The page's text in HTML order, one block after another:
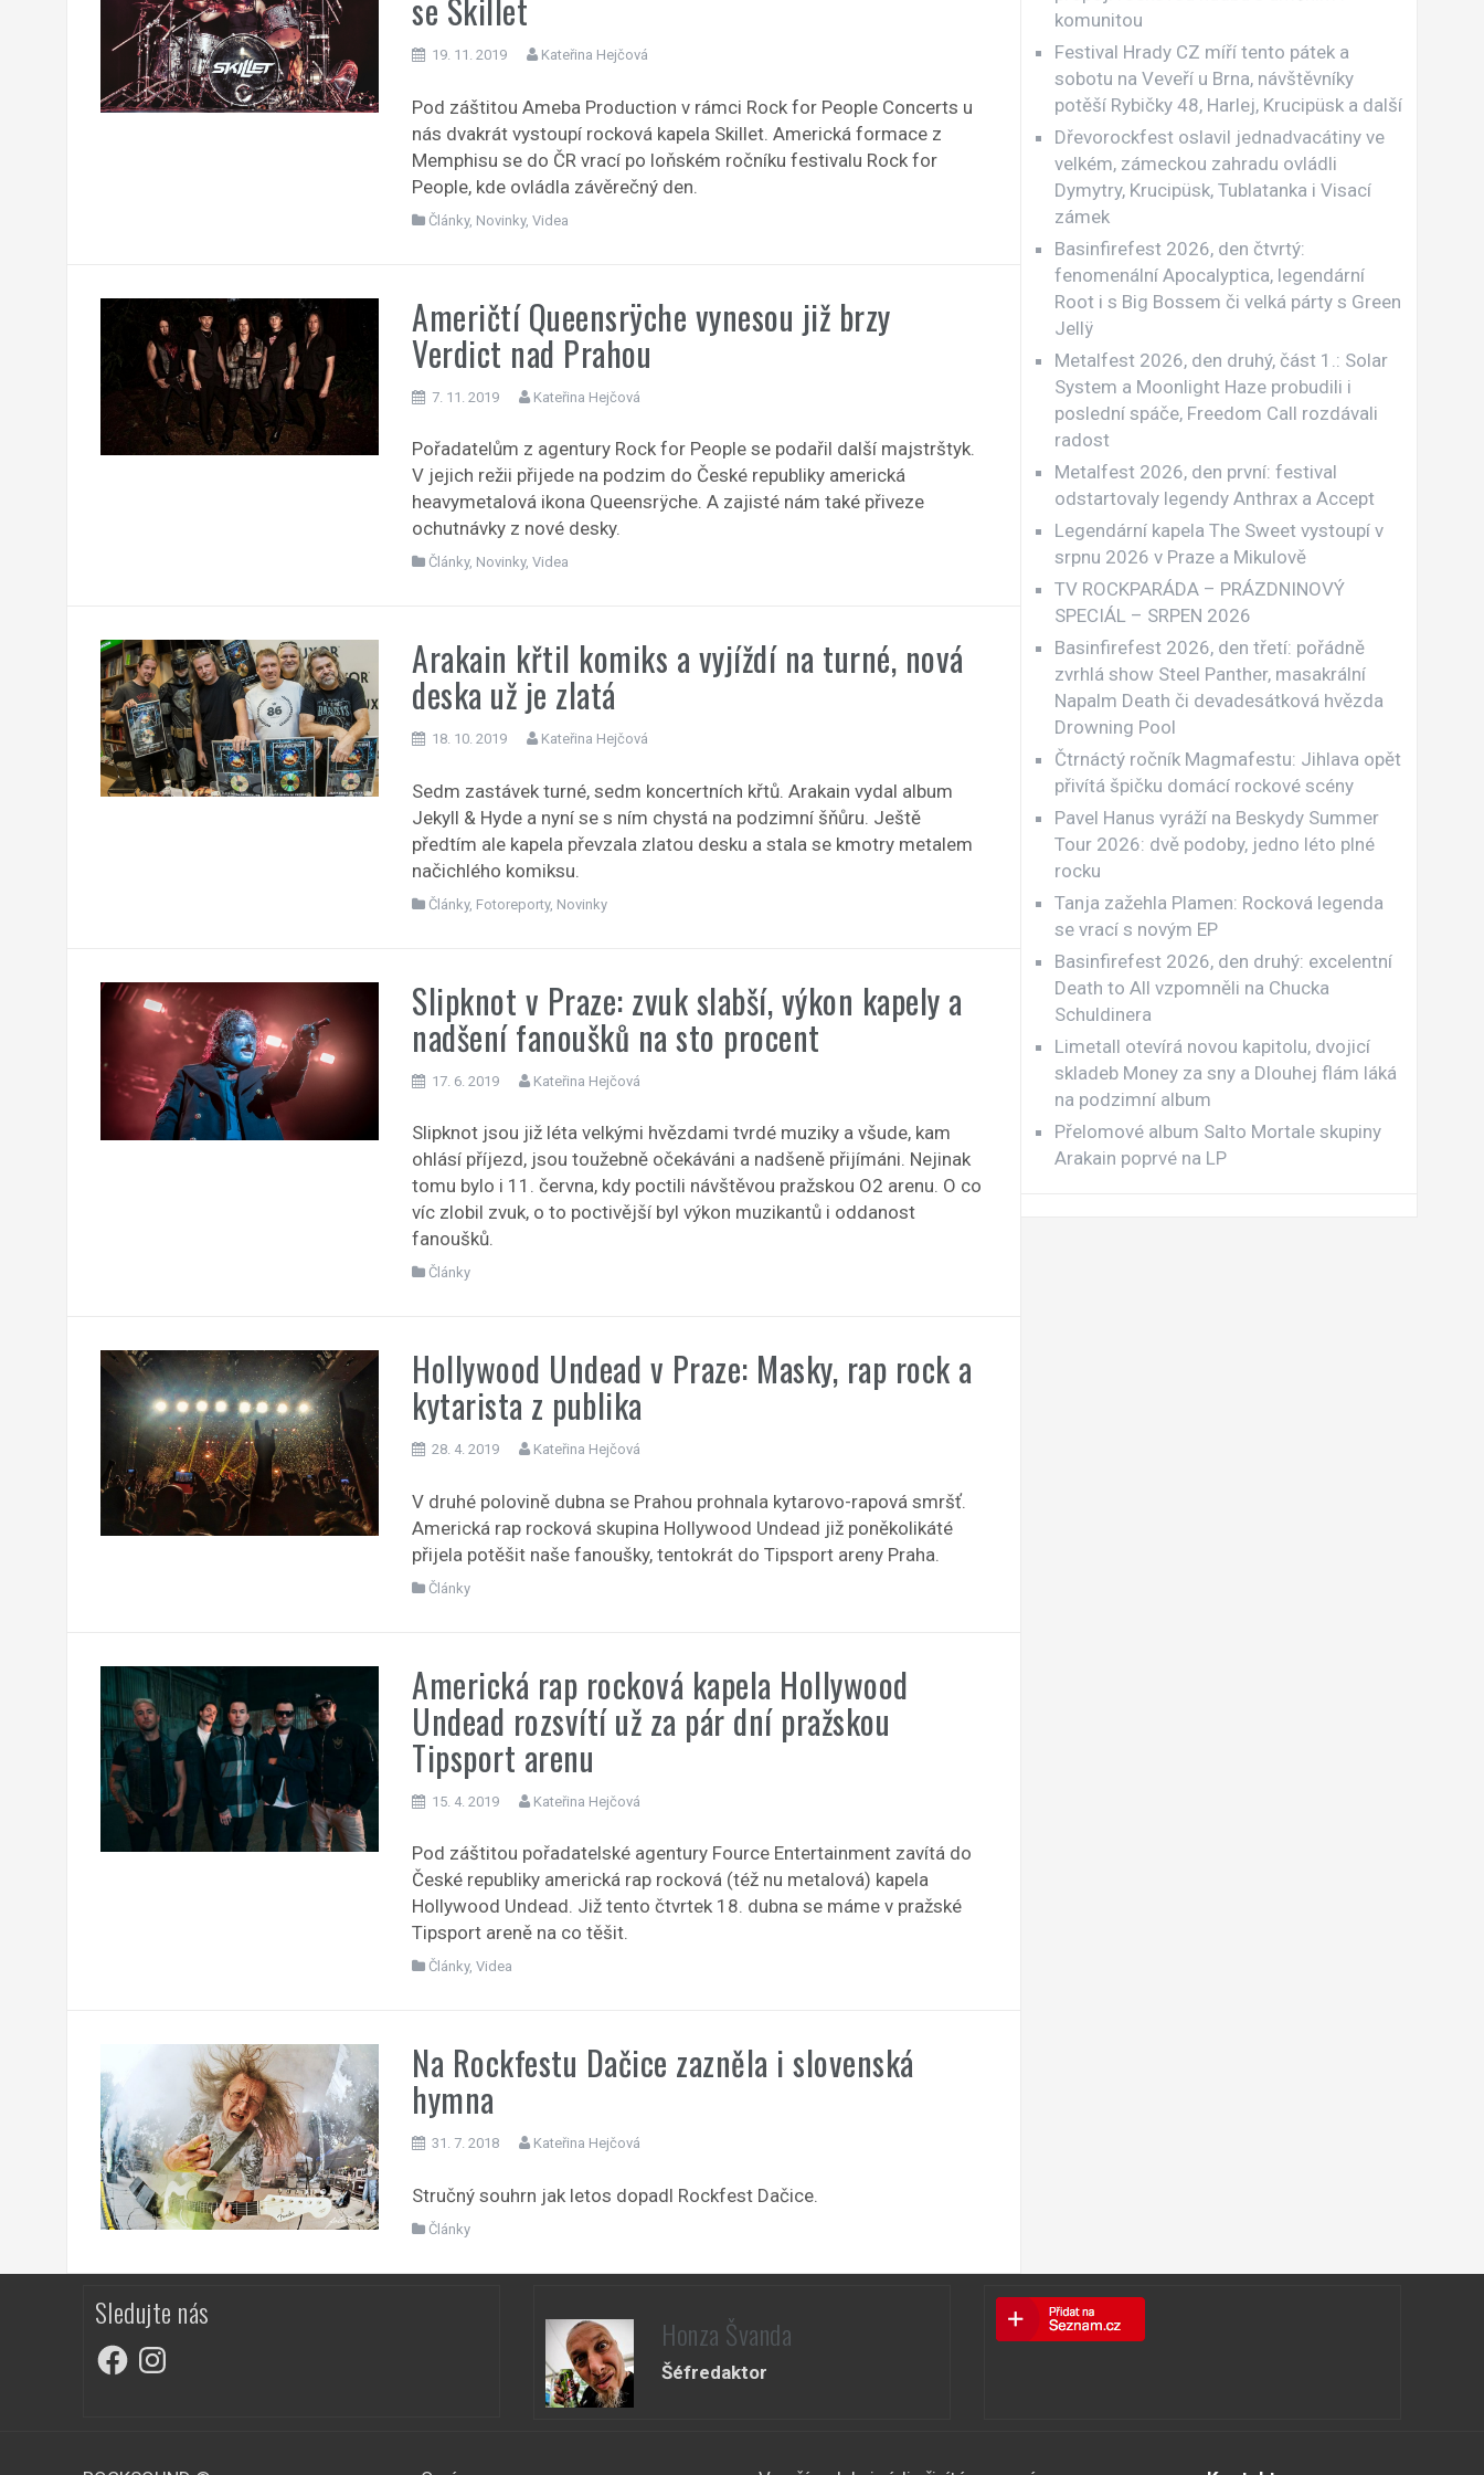
se Skillet
19. 11. 2019 Kateřina Hejčová
Pod záštitou Ameba Production v rámci Rock for People Concerts u
nás dvakrát vystoupí rocková kapela Skillet. Americká formace z
Memphisu se do ČR vrací po loňském ročníku festivalu Rock for
People, kde ovládla závěrečný den.
Články, Novinky,Videa
Američtí Queensrÿche vynesou již brzy
Verdict nad Prahou
7. 11. 2019 Kateřina Hejčová
Pořadatelům z agentury Rock for People se podařil další majstrštyk.
V jejich režii přijede na podzim do České republiky americká
heavymetalová ikona Queensrÿche. A zajisté nám také přiveze
ochutnávky z nové desky.
Články, Novinky,Videa
Arakain křtil komiks a vyjíždí na turné, nová
deska už je zlatá
18. 10. 2019 Kateřina Hejčová
Sedm zastávek turné, sedm koncertních křtů. Arakain vydal album
Jekyll & Hyde a nyní se s ním chystá na podzimní šňůru. Ještě
předtím ale kapela převzala zlatou desku a stala se kmotry metalem
načichlého komiksu.
Články, Fotoreporty, Novinky
Slipknot v Praze: zvuk slabší, výkon kapely a
nadšení fanoušků na sto procent
17. 6. 2019 Kateřina Hejčová
Slipknot jsou již léta velkými hvězdami tvrdé muziky a všude, kam
ohlásí příjezd, jsou toužebně očekáváni a nadšeně přijímáni. Nejinak
tomu bylo i 11. června, kdy poctili návštěvou pražskou O2 arenu. O co
víc zlobil zvuk, o to poctivější byl výkon muzikantů i oddanost
fanoušků.
Články
Hollywood Undead v Praze: Masky, rap rock a
kytarista z publika
28. 4. 2019 Kateřina Hejčová
V druhé polovině dubna se Prahou prohnala kytarovo-rapová smršť.
Americká rap rocková skupina Hollywood Undead již poněkolikáté
přijela potěšit naše fanoušky, tentokrát do Tipsport areny Praha.
Články
Americká rap rocková kapela Hollywood
Undead rozsvítí už za pár dní pražskou
Tipsport arenu
15. 4. 2019 Kateřina Hejčová
Pod záštitou pořadatelské agentury Fource Entertainment zavítá do
České republiky americká rap rocková (též nu metalová) kapela
Hollywood Undead. Již tento čtvrtek 18. dubna se máme v pražské
Tipsport areně na co těšit.
Články,Videa
Na Rockfestu Dačice zazněla i slovenská
hymna
31. 7. 2018 Kateřina Hejčová
Stručný souhrn jak letos dopadl Rockfest Dačice.
Články
komunitou
Festival Hrady CZ míří tento pátek a
sobotu na Veveří u Brna, návštěvníky
potěší Rybičky 48, Harlej, Krucipüsk a další
Dřevorockfest oslavil jednadvacátiny ve
velkém, zámeckou zahradu ovládli
Dymytry, Krucipüsk, Tublatanka i Visací
zámek
Basinfirefest 2026, den čtvrtý:
fenomenální Apocalyptica, legendární
Root i s Big Bossem či velká párty s Green
Jellÿ
Metalfest 2026, den druhý, část 1.: Solar
System a Moonlight Haze probudili i
poslední spáče, Freedom Call rozdávali
radost
Metalfest 2026, den první: festival
odstartovaly legendy Anthrax a Accept
Legendární kapela The Sweet vystoupí v
srpnu 2026 v Praze a Mikulově
TV ROCKPARÁDA – PRÁZDNINOVÝ
SPECIÁL – SRPEN 2026
Basinfirefest 2026, den třetí: pořádně
zvrhlá show Steel Panther, masakrální
Napalm Death či devadesátková hvězda
Drowning Pool
Čtrnáctý ročník Magmafestu: Jihlava opět
přivítá špičku domácí rockové scény
Pavel Hanus vyráží na Beskydy Summer
Tour 2026: dvě podoby, jedno léto plné
rocku
Tanja zažehla Plamen: Rocková legenda
se vrací s novým EP
Basinfirefest 2026, den druhý: excelentní
Death to All vzpomněli na Chucka
Schuldinera
Limetall otevírá novou kapitolu, dvojicí
skladeb Money za sny a Dlouhej flám láká
na podzimní album
Přelomové album Salto Mortale skupiny
Arakain poprvé na LP
Sledujte nás
FacebookInstagram Honza Švanda
Šéfredaktor